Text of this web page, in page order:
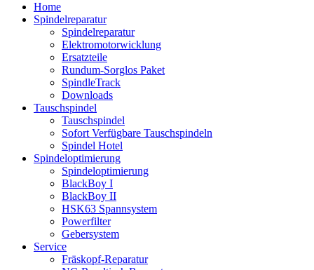
Home
Spindelreparatur
Spindelreparatur
Elektromotorwicklung
Ersatzteile
Rundum-Sorglos Paket
SpindleTrack
Downloads
Tauschspindel
Tauschspindel
Sofort Verfügbare Tauschspindeln
Spindel Hotel
Spindeloptimierung
Spindeloptimierung
BlackBoy I
BlackBoy II
HSK63 Spannsystem
Powerfilter
Gebersystem
Service
Fräskopf-Reparatur